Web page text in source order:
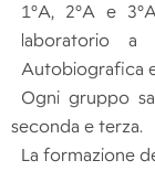
1°A, 2°A e
laboratorio a
Autobiografica
Ogni gruppo
seconda e terza.
La formazione